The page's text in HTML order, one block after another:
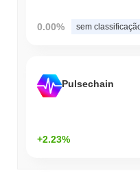
0.00% sem
Pulsechain
+2.23%